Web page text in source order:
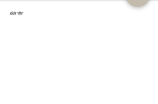
留言